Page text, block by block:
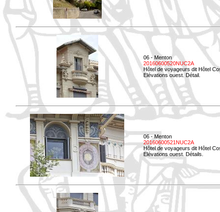
06 - Menton
20160600520NUC2A
Hôtel de voyageurs dit Hôtel
Elévations ouest. Détail.
06 - Menton
20160600521NUC2A
Hôtel de voyageurs dit Hôtel
Elévations ouest. Détails.